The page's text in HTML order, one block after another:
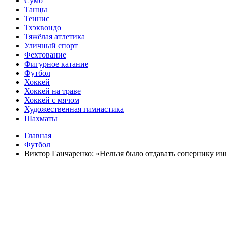
Танцы
Теннис
Тхэквондо
Тяжёлая атлетика
Уличный спорт
Фехтование
Фигурное катание
Футбол
Хоккей
Хоккей на траве
Хоккей с мячом
Художественная гимнастика
Шахматы
Главная
Футбол
Виктор Ганчаренко: «Нельзя было отдавать сопернику